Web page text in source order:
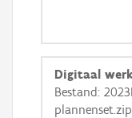
Digitaal
Bestand:
plannenset.zip